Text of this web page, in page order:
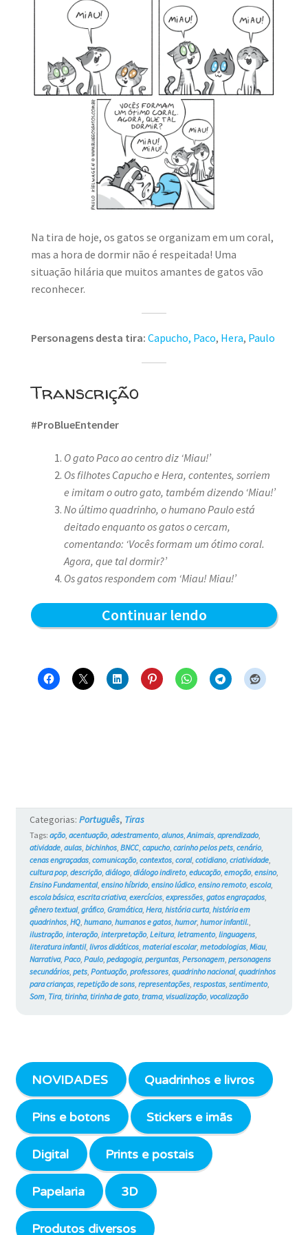
MINHA CONTA
CARRINHO
Na tira de hoje, os gatos se organizam em um coral,
mas a hora de dormir não é respeitada! Uma
situação hilária que muitos amantes de gatos vão
reconhecer.
Personagens desta tira: Capucho, Paco, Hera, Paulo
Transcrição
#ProBlueEntender
O gato Paco ao centro diz ‘Miau!’
Os filhotes Capucho e Hera, contentes, sorriem
e imitam o outro gato, também dizendo ‘Miau!’
No último quadrinho, o humano Paulo está
deitado enquanto os gatos o cercam,
comentando: ‘Vocês formam um ótimo coral.
Agora, que tal dormir?’
Os gatos respondem com ‘Miau! Miau!’
Continuar lendoO
Gatos
Gatos
#741
Categorias: Português, Tiras
Tags: ação, acentuação, adestramento, alunos,Animais, aprendizado,
atividade, aulas, bichinhos, BNCC, capucho, carinho pelos pets, cenário,
cenas engraçadas, comunicação, contextos, coral, cotidiano, criatividade,
cultura pop, descrição, diálogo, diálogo indireto, educação, emoção, ensino,
Ensino Fundamental, ensino híbrido, ensino lúdico, ensino remoto, escola,
escola básica, escrita criativa, exercícios, expressões, gatos engraçados,
gênero textual, gráfico, Gramática, Hera, história curta, história em
quadrinhos, HQ, humano, humanos e gatos, humor, humor infantil.,
ilustração, interação, interpretação, Leitura, letramento, linguagens,
literatura infantil, livros didáticos, material escolar, metodologias, Miau,
Narrativa, Paco, Paulo, pedagogia, perguntas, Personagem, personagens
secundários, pets, Pontuação, professores, quadrinho nacional, quadrinhos
para crianças, repetição de sons, representações, respostas, sentimento,
Som, Tira, tirinha, tirinha de gato, trama, visualização, vocalização
NOVIDADES Quadrinhos e livros
Pins e botons Stickers e imãs
Digital Prints e postais
Papelaria 3D
Produtos diversos